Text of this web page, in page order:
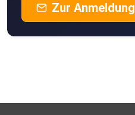
Zur Anmeldung